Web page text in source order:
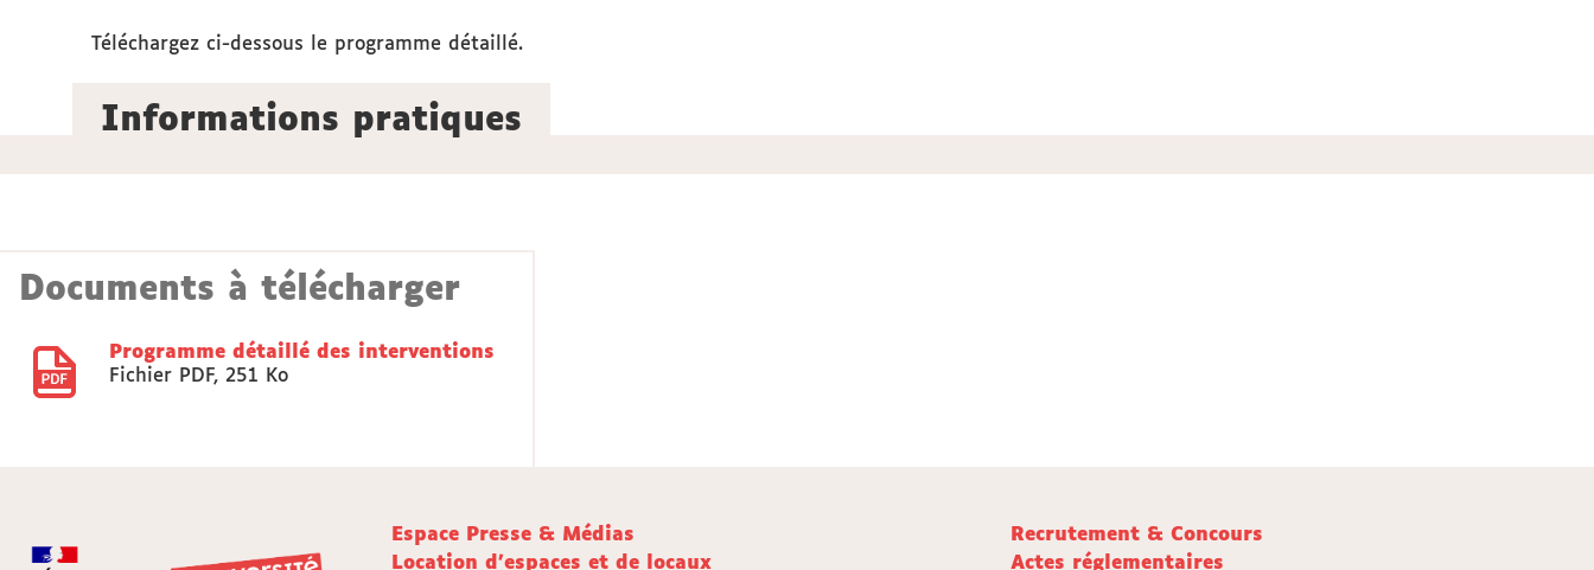
Téléchargez ci-dessous le programme détaillé.
Informations pratiques
Documents à télécharger
Programme détaillé des interventions
Fichier PDF, 251 Ko
Espace Presse & Médias
Recrutement & Concours
Location d'espaces et de locaux
Actes réglementaires